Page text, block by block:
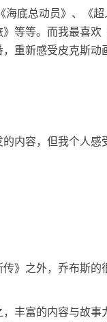
底总动员》、《超
等等。而我最喜欢
重新感受皮克斯动
内容，但我个人感
》之外，乔布斯的
丰富的内容与故事